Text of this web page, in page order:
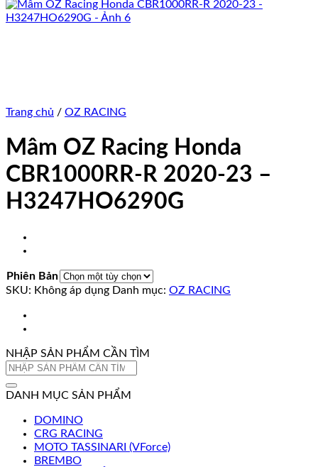
Trang chủ / OZ RACING
Mâm OZ Racing Honda
CBR1000RR-R 2020-23 –
H3247HO6290G
Phiên Bản
SKU: Không áp dụng Danh mục: OZ RACING
NHẬP SẢN PHẨM CẦN TÌM
Tìm
DANH MỤC SẢN PHẨM
DOMINO
CRG RACING
MOTO TASSINARI (VForce)
BREMBO